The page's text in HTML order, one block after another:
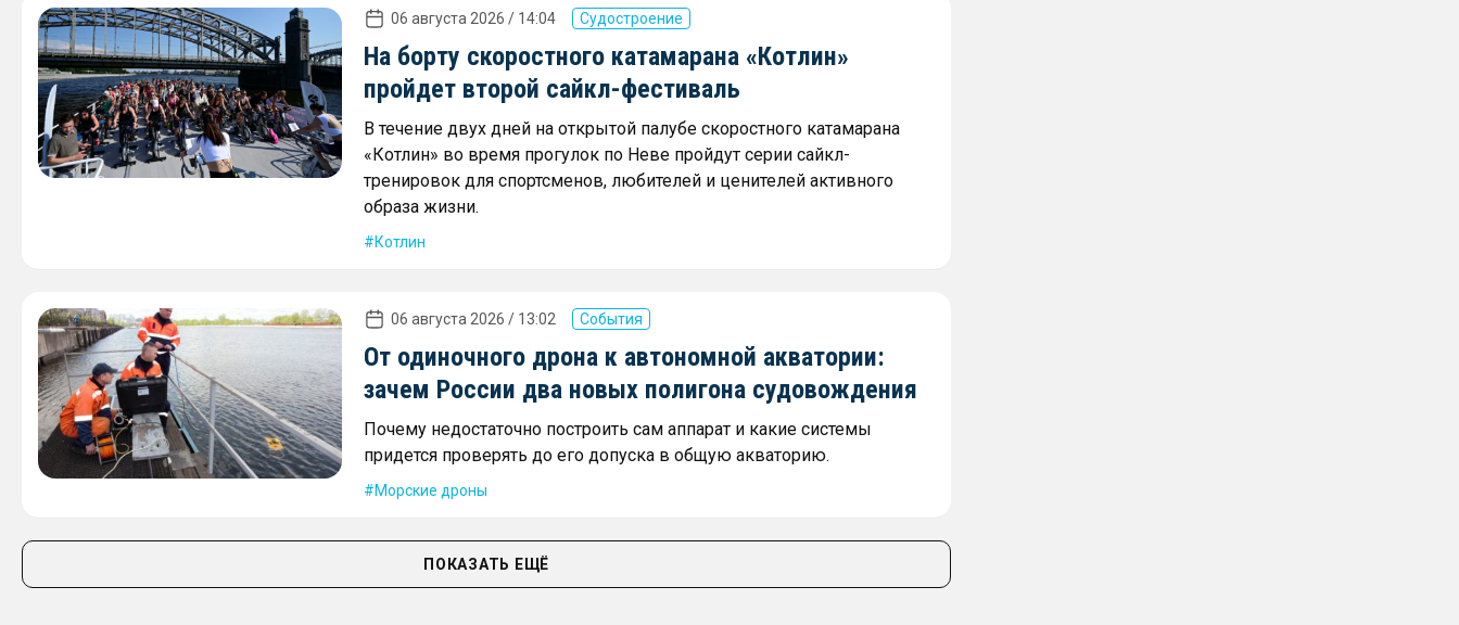
06 августа 2026 / 14:04 Судостроение
На борту скоростного катамарана «Котлин»
пройдет второй сайкл-фестиваль
В течение двух дней на открытой палубе скоростного катамарана
«Котлин» во время прогулок по Неве пройдут серии сайкл-
тренировок для спортсменов, любителей и ценителей активного
образа жизни.
Котлин
06 августа 2026 / 13:02 События
От одиночного дрона к автономной акватории:
зачем России два новых полигона судовождения
Почему недостаточно построить сам аппарат и какие системы
придется проверять до его допуска в общую акваторию.
Морские дроны
ПОКАЗАТЬ ЕЩЁ